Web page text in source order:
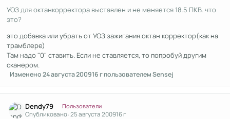
УОЗ для октанкорректора выставлен и не меняется 18.5 ПКВ. что
это?
это добавка или убрать от УОЗ зажигания.октан корректор(как на
трамблере)
Там надо "0" ставить. Если не ставляется, то попробуй другим
сканером.
Изменено24 августа 200916 гпользователем Sensej
Dendy79 Пользователи
Опубликовано:25 августа 200916 г